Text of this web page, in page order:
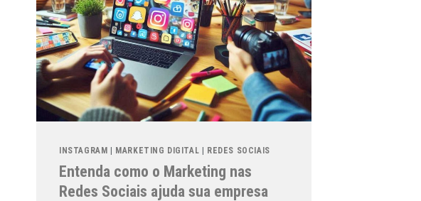
INSTAGRAM | MARKETING DIGITAL | REDES SOCIAIS
Entenda como o Marketing nas
Redes Sociais ajuda sua empresa